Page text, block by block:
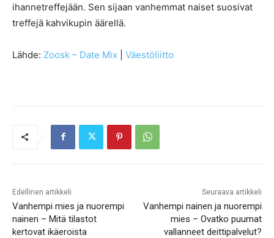
ihannetreffejään. Sen sijaan vanhemmat naiset suosivat
treffejä kahvikupin äärellä.
Lähde: Zoosk – Date Mix Väestöliitto
Edellinen artikkeli
Vanhempi mies ja nuorempi
nainen – Mitä tilastot
kertovat ikäeroista
Seuraava artikkeli
Vanhempi nainen ja nuorempi
mies – Ovatko puumat
vallanneet deittipalvelut?